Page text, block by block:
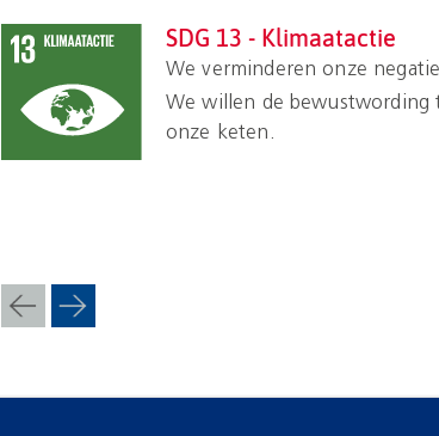
SDG 13 - Klimaatactie
We verminderen onze
We willen de bewustwording
onze keten.